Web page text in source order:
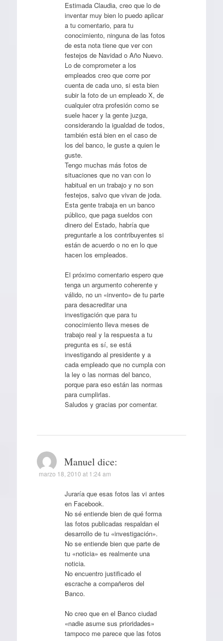
Estimada Claudia, creo que lo de
inventar muy bien lo puedo aplicar
a tu comentario, para tu
conocimiento, ninguna de las fotos
de esta nota tiene que ver con
festejos de Navidad o Año Nuevo.
Lo de comprometer a los
empleados creo que corre por
cuenta de cada uno, si esta bien
subir la foto de un empleado X, de
cualquier otra profesión como se
suele hacer y la gente juzga,
considerando la igualdad de todos,
también está bien en el caso de
los del banco, le guste a quien le
guste.
Tengo muchas más fotos de
situaciones que no van con lo
habitual en un trabajo y no son
festejos, salvo que vivan de joda.
Esta gente trabaja en un banco
público, que paga sueldos con
dinero del Estado, habría que
preguntarle a los contribuyentes si
están de acuerdo o no en lo que
hacen los empleados.
El próximo comentario espero que
tenga un argumento coherente y
válido, no un «invento» de tu parte
para desacreditar una
investigación que para tu
conocimiento lleva meses de
trabajo real y la respuesta a tu
pregunta es sí, se está
investigando al presidente y a
cada empleado que no cumpla con
la ley o las normas del banco,
porque para eso están las normas
para cumplirlas.
Saludos y gracias por comentar.
Manuel dice:
marzo 18, 2010 at 1:24 am
Juraría que esas fotos las vi antes
en Facebook.
No sé entiende bien de qué forma
las fotos publicadas respaldan el
desarrollo de tu «investigación».
No se entiende bien que parte de
tu «noticia» es realmente una
noticia.
No encuentro justificado el
escrache a compañeros del
Banco.
No creo que en el Banco ciudad
«nadie asume sus prioridades»
tampoco me parece que las fotos